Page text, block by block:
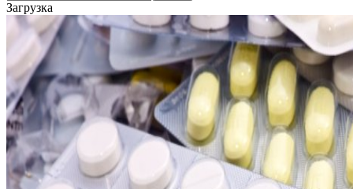
Загрузка